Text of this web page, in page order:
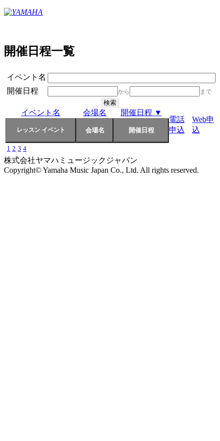
開催日程一覧
イベント名
開催日程
から まで
イベント名 会場名
開催日程 ▼
電話
申込
Web申
込
1 2 3 4
株式会社ヤマハミュージックジャパン
Copyright© Yamaha Music Japan Co., Ltd. All rights reserved.